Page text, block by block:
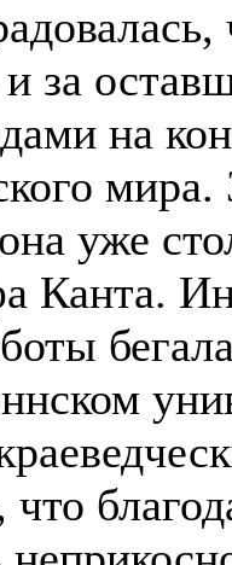
за
на
уже
Канта.
что